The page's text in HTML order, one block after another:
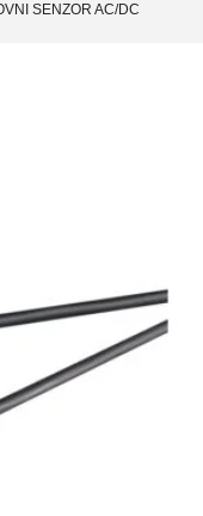
SENZOR AC/DC